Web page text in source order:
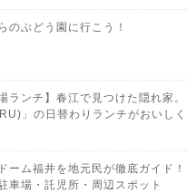
のぶどう園に行こう！
ランチ】春江で見つけた隠れ家。
」の日替わりランチがおいしく
ーム福井を地元民が徹底ガイド！
車場・託児所・周辺スポット